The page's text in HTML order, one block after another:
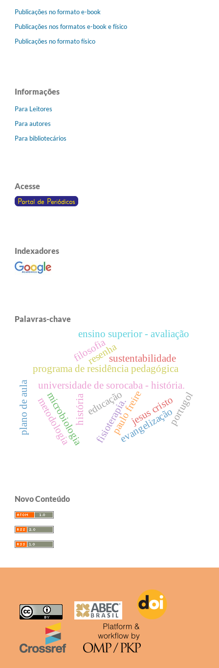
Publicações no formato e-book
Publicações nos formatos e-book e físico
Publicações no formato físico
Informações
Para Leitores
Para autores
Para bibliotecários
Acesse
Indexadores
Palavras-chave
programa de residência pedagógica
universidade de sorocaba - história.
microbiologia
resenha
paulo freire
história
filosofia
educação
plano de aula jesus cristo
ensino superior - avaliação
fisioterapia.evangelização
sustentabilidade
metodologia portugol
Novo Conteúdo